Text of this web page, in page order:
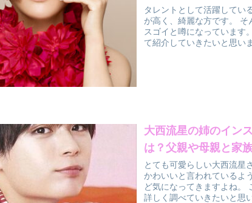
タレントとして活躍してい
が高く、綺麗な方です。
スゴイと噂になっています
て紹介していきたいと思い
大西流星の姉のイン
は？父親や母親と家
とても可愛らしい大西流星
かわいいと言われているよ
ど気になってきますよね。
詳しく調べていきたいと思